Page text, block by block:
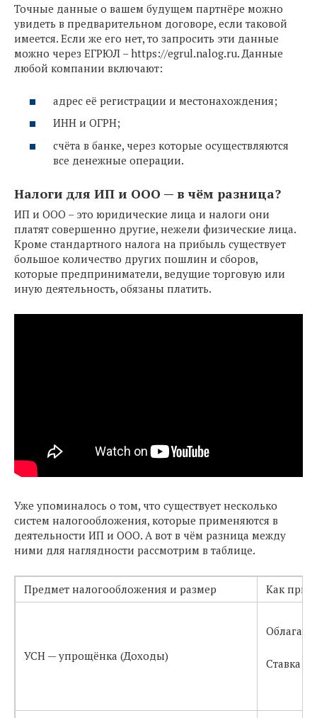
Точные данные о вашем будущем партнёре можно
увидеть в предварительном договоре, если таковой
имеется. Если же его нет, то запросить эти данные
можно через ЕГРЮЛ – https://egrul.nalog.ru. Данные
любой компании включают:
адрес её регистрации и местонахождения;
ИНН и ОГРН;
счёта в банке, через которые осуществляются
все денежные операции.
Налоги для ИП и ООО — в чём разница?
ИП и ООО – это юридические лица и налоги они
платят совершенно другие, нежели физические лица.
Кроме стандартного налога на прибыль существует
большое количество других пошлин и сборов,
которые предприниматели, ведущие торговую или
иную деятельность, обязаны платить.
Уже упоминалось о том, что существует несколько
систем налогообложения, которые применяются в
деятельности ИП и ООО. А вот в чём разница между
ними для наглядности рассмотрим в таблице.
Предмет налогообложения и размер Как
УСН — упрощёнка (Доходы)
Ставка